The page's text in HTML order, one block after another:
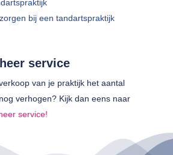
bij een tandartspraktijk
service
van je praktijk het aantal
verhogen? Kijk dan eens naar
service!